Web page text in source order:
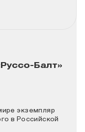
Балт»
экземпляр
в Российской